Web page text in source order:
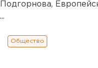
Подгорнова,
...
Общество